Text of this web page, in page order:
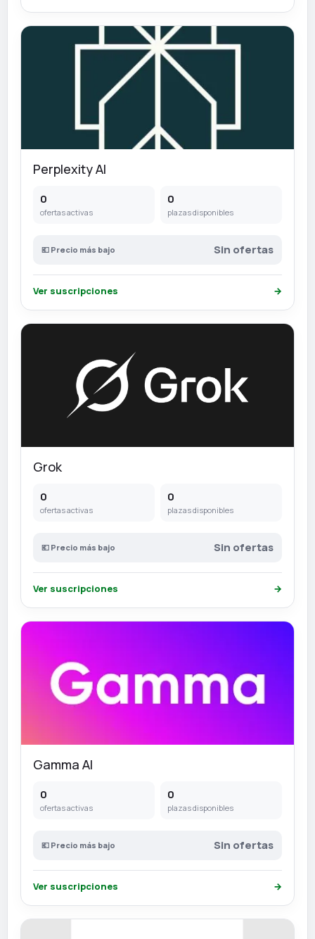
Perplexity AI
0
ofertas activas
0
plazas disponibles
💶 Precio más bajo Sin ofertas
Ver suscripciones →
Grok
0
ofertas activas
0
plazas disponibles
💶 Precio más bajo Sin ofertas
Ver suscripciones →
Gamma AI
0
ofertas activas
0
plazas disponibles
💶 Precio más bajo Sin ofertas
Ver suscripciones →